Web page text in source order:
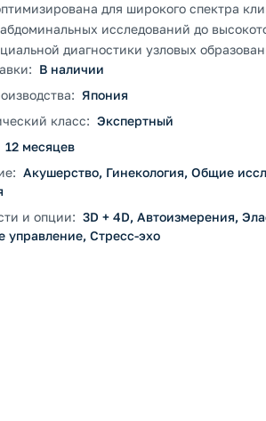
для широкого спектра
исследований до
диагностики узловых
В наличии
Япония
класс: Экспертный
12 месяцев
Акушерство, Гинекология, Общие
и опции: 3D + 4D, Автоизмерения,
управление, Стресс-эхо